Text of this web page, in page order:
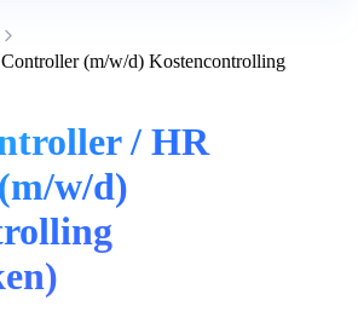
(m/w/d) Kostencontrolling
/ HR
w/d)